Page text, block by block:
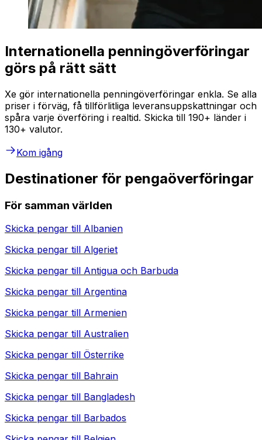
Internationella penningöverföringar
görs på rätt sätt
Xe gör internationella penningöverföringar enkla. Se alla
priser i förväg, få tillförlitliga leveransuppskattningar och
spåra varje överföring i realtid. Skicka till 190+ länder i
130+ valutor.
Kom igång
Destinationer för pengaöverföringar
För samman världen
Skicka pengar till Albanien
Skicka pengar till Algeriet
Skicka pengar till Antigua och Barbuda
Skicka pengar till Argentina
Skicka pengar till Armenien
Skicka pengar till Australien
Skicka pengar till Österrike
Skicka pengar till Bahrain
Skicka pengar till Bangladesh
Skicka pengar till Barbados